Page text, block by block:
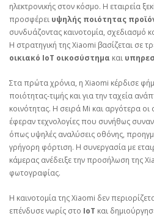
ηλεκτρονικής στον κόσμο. Η εταιρεία
προσφέρει υψηλής ποιότητας
συνδυάζοντας καινοτομία, σχεδιασμό
Η στρατηγική της Xiaomi βασίζεται σε
οικιακό IoT οικοσύστημα και
Στα πρώτα χρόνια, η Xiaomi κέρδισε
ποιότητας‑τιμής και για την ταχεία
κοινότητας. Η σειρά Mi και αργότερα οι
έφεραν τεχνολογίες που συνήθως
όπως υψηλές αναλύσεις οθόνης,
γρήγορη φόρτιση. Η συνεργασία με
κάμερας ανέδειξε την προσήλωση της
φωτογραφίας.
Η καινοτομία της Xiaomi δεν
επένδυσε νωρίς στο IoT και